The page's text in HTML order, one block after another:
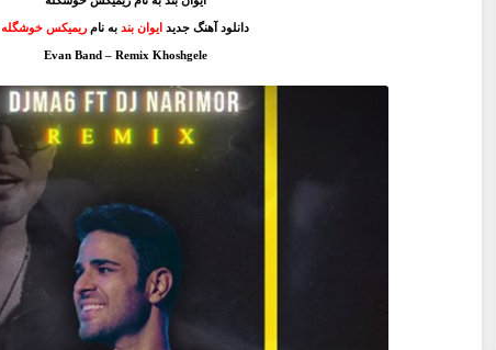
دانلود آهنگ جدید ایوان بند به نام ریمیکس خوشگله
Evan Band – Remix Khoshgele